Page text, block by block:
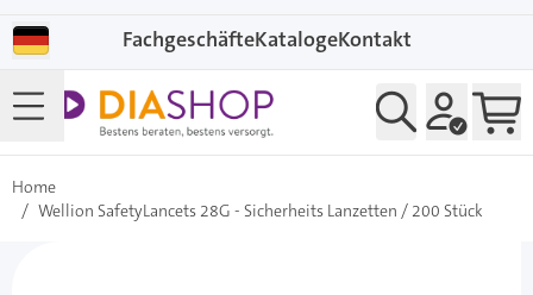
FachgeschäfteKatalogeKontakt
Home
/ Wellion SafetyLancets 28G - Sicherheits Lanzetten / 200 Stück